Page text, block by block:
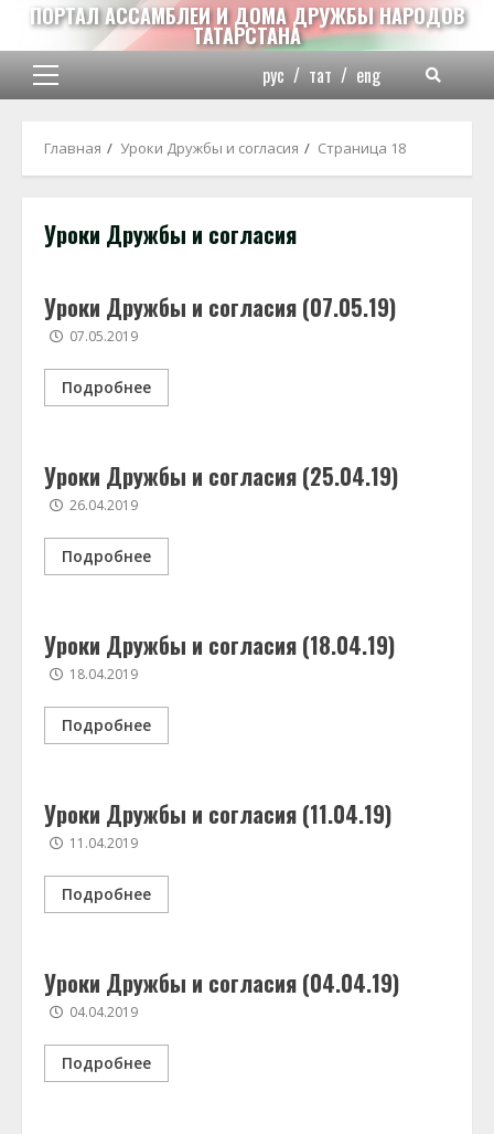
Перейти
содержимому
ПОРТАЛ АССАМБЛЕИ И ДОМА ДРУЖБЫ НАРОДОВ
ТАТАРСТАНА
Основное
рус / тат / eng
Главная Уроки Дружбы и согласия Страница 18
Уроки Дружбы и согласия
Уроки Дружбы и согласия (07.05.19)
07.05.2019
Подробнее
Уроки Дружбы и согласия (25.04.19)
26.04.2019
Подробнее
Уроки Дружбы и согласия (18.04.19)
18.04.2019
Подробнее
Уроки Дружбы и согласия (11.04.19)
11.04.2019
Подробнее
Уроки Дружбы и согласия (04.04.19)
04.04.2019
Подробнее